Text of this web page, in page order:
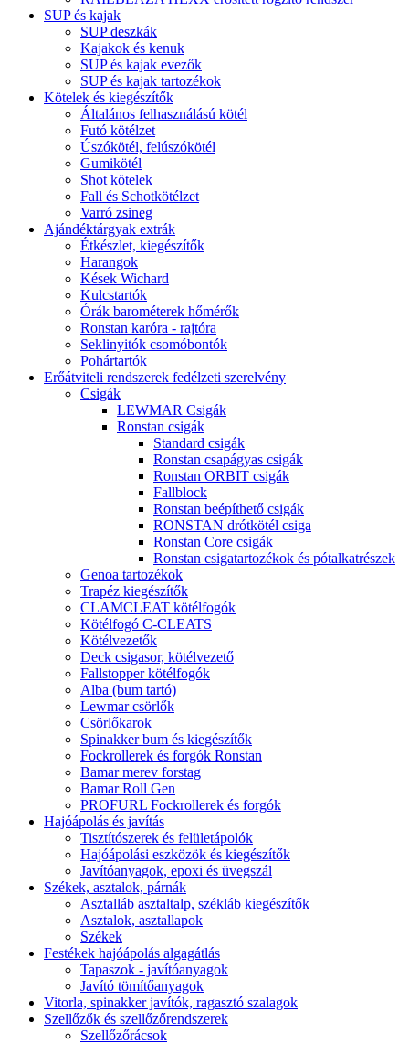
SUP és kajak
SUP deszkák
Kajakok és kenuk
SUP és kajak evezők
SUP és kajak tartozékok
Kötelek és kiegészítők
Általános felhasználású kötél
Futó kötélzet
Úszókötél, felúszókötél
Gumikötél
Shot kötelek
Fall és Schotkötélzet
Varró zsineg
Ajándéktárgyak extrák
Étkészlet, kiegészítők
Harangok
Kések Wichard
Kulcstartók
Órák barométerek hőmérők
Ronstan karóra - rajtóra
Seklinyitók csomóbontók
Pohártartók
Erőátviteli rendszerek fedélzeti szerelvény
Csigák
LEWMAR Csigák
Ronstan csigák
Standard csigák
Ronstan csapágyas csigák
Ronstan ORBIT csigák
Fallblock
Ronstan beépíthető csigák
RONSTAN drótkötél csiga
Ronstan Core csigák
Ronstan csigatartozékok és pótalkatrészek
Genoa tartozékok
Trapéz kiegészítők
CLAMCLEAT kötélfogók
Kötélfogó C-CLEATS
Kötélvezetők
Deck csigasor, kötélvezető
Fallstopper kötélfogók
Alba (bum tartó)
Lewmar csörlők
Csörlőkarok
Spinakker bum és kiegészítők
Fockrollerek és forgók Ronstan
Bamar merev forstag
Bamar Roll Gen
PROFURL Fockrollerek és forgók
Hajóápolás és javítás
Tisztítószerek és felületápolók
Hajóápolási eszközök és kiegészítők
Javítóanyagok, epoxi és üvegszál
Székek, asztalok, párnák
Asztalláb asztaltalp, székláb kiegészítők
Asztalok, asztallapok
Székek
Festékek hajóápolás algagátlás
Tapaszok - javítóanyagok
Javító tömítőanyagok
Vitorla, spinakker javítók, ragasztó szalagok
Szellőzők és szellőzőrendszerek
Szellőzőrácsok